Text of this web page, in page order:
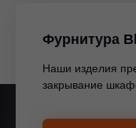
Фурнитура
Наши изделия
закрывание